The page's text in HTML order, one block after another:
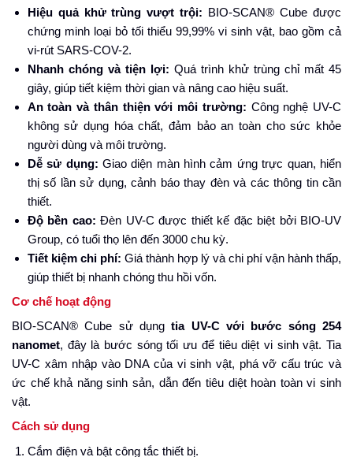
Hiệu quả khử trùng vượt trội: BIO-SCAN® Cube được
chứng minh loại bỏ tối thiểu 99,99% vi sinh vật, bao gồm cả
vi-rút SARS-COV-2.
Nhanh chóng và tiện lợi: Quá trình khử trùng chỉ mất 45
giây, giúp tiết kiệm thời gian và nâng cao hiệu suất.
An toàn và thân thiện với môi trường: Công nghệ UV-C
không sử dụng hóa chất, đảm bảo an toàn cho sức khỏe
người dùng và môi trường.
Dễ sử dụng: Giao diện màn hình cảm ứng trực quan, hiển
thị số lần sử dụng, cảnh báo thay đèn và các thông tin cần
thiết.
Độ bền cao: Đèn UV-C được thiết kế đặc biệt bởi BIO-UV
Group, có tuổi thọ lên đến 3000 chu kỳ.
Tiết kiệm chi phí: Giá thành hợp lý và chi phí vận hành thấp,
giúp thiết bị nhanh chóng thu hồi vốn.
Cơ chế hoạt động
BIO-SCAN® Cube sử dụngtia UV-C với bước sóng 254
nanomet, đây là bước sóng tối ưu để tiêu diệt vi sinh vật. Tia
UV-C xâm nhập vào DNA của vi sinh vật, phá vỡ cấu trúc và
ức chế khả năng sinh sản, dẫn đến tiêu diệt hoàn toàn vi sinh
vật.
Cách sử dụng
Cắm điện và bật công tắc thiết bị.